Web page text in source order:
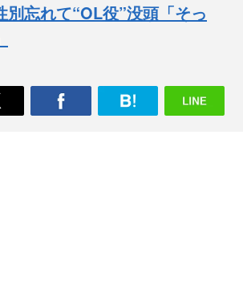
別忘れて“OL役”没頭「そっ